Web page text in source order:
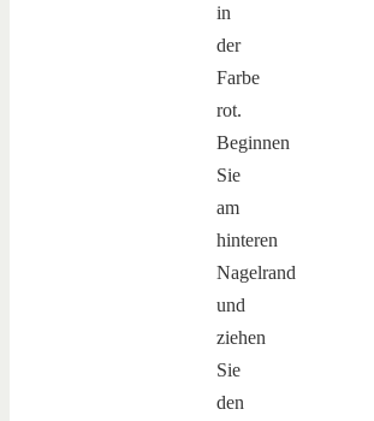
in
der
Farbe
rot.
Beginnen
Sie
am
hinteren
Nagelrand
und
ziehen
Sie
den